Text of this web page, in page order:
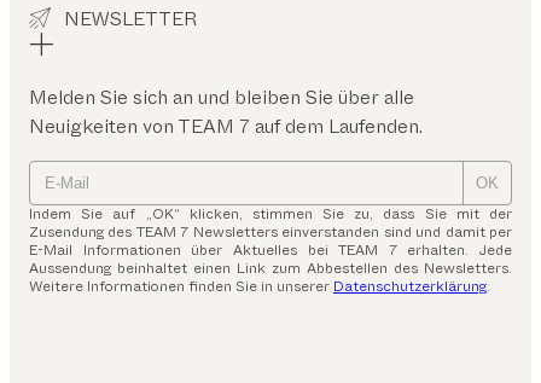
NEWSLETTER
Melden Sie sich an und bleiben Sie über alle
Neuigkeiten von TEAM 7 auf dem Laufenden.
OK
Indem Sie auf „OK“ klicken, stimmen Sie zu, dass Sie mit der
Zusendung des TEAM 7 Newsletters einverstanden sind und damit per
E-Mail Informationen über Aktuelles bei TEAM 7 erhalten. Jede
Aussendung beinhaltet einen Link zum Abbestellen des Newsletters.
Weitere Informationen finden Sie in unserer Datenschutzerklärung.